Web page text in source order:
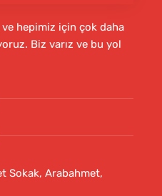
ve hepimiz için çok daha
Biz varız ve bu yol
Sokak, Arabahmet,